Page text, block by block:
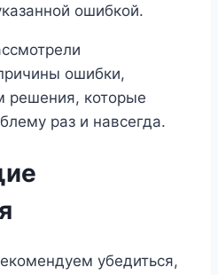
ошибкой.
ошибки,
решения, которые
раз и навсегда.
убедиться,